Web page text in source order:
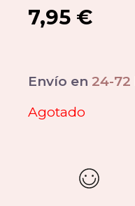
7,95 €
Envío en 24-72
Agotado